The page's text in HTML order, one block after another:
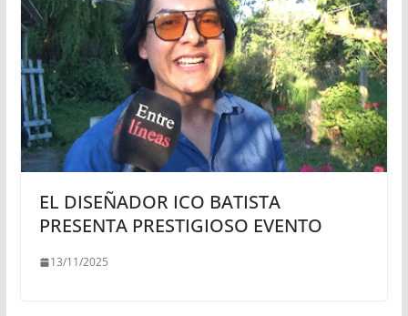
EL DISEÑADOR ICO BATISTA
PRESENTA PRESTIGIOSO EVENTO
13/11/2025